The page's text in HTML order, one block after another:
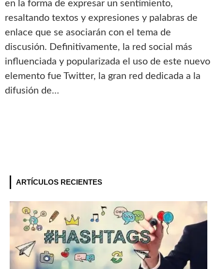
en la forma de expresar un sentimiento,
resaltando textos y expresiones y palabras de
enlace que se asociarán con el tema de
discusión. Definitivamente, la red social más
influenciada y popularizada el uso de este nuevo
elemento fue Twitter, la gran red dedicada a la
difusión de…
ARTÍCULOS RECIENTES